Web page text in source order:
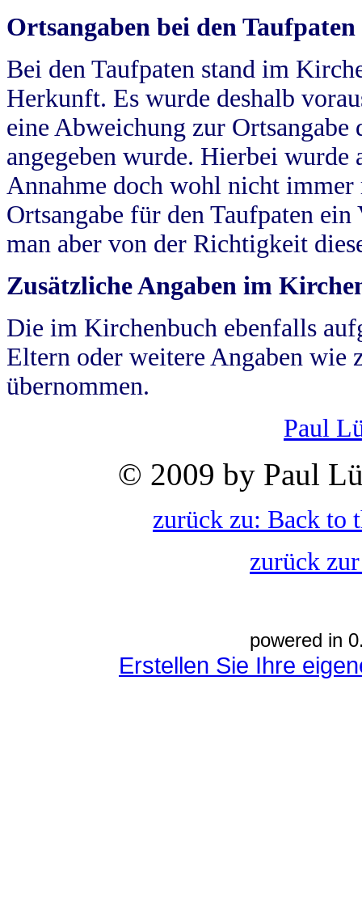
Ortsangaben bei den Taufpaten
Bei den Taufpaten stand im
Herkunft. Es wurde deshalb
eine Abweichung zur
angegeben wurde. Hierbei wurde
Annahme doch wohl nicht
Ortsangabe für den Taufpaten
man aber von der Richtigkeit
Zusätzliche Angaben im
Die im Kirchenbuch ebenfalls
Eltern oder weitere Angaben wie
übernommen.
Paul
© 2009 by Paul
zurück zu: Back to
zurück
powered in
Erstellen Sie Ihre